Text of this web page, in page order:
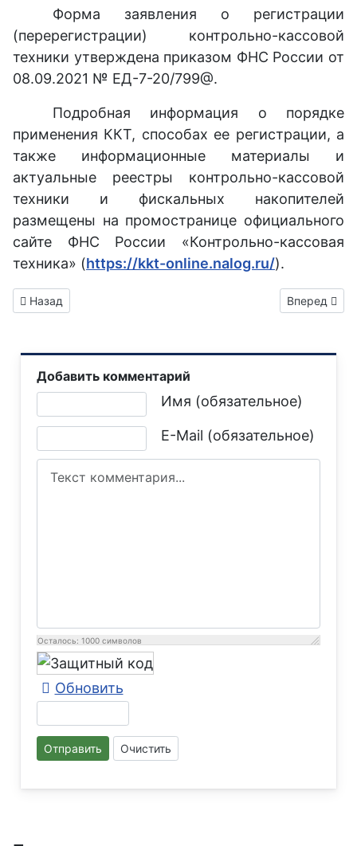
Форма заявления о регистрации
(перерегистрации) контрольно-кассовой
техники утверждена приказом ФНС России от
08.09.2021 № ЕД-7-20/799@.
Подробная информация о порядке
применения ККТ, способах ее регистрации, а
также информационные материалы и
актуальные реестры контрольно-кассовой
техники и фискальных накопителей
размещены на промостранице официального
сайте ФНС России «Контрольно-кассовая
техника» (https://kkt-online.nalog.ru/).
Предыдущий: У жительницы Горловки мошенники похители
Назад Следующий:
Вперед
Добавить комментарий
Имя (обязательное)
E-Mail (обязательное)
Текст комментария
Осталось: 1000 символов
Обновить
Отправить Очистить